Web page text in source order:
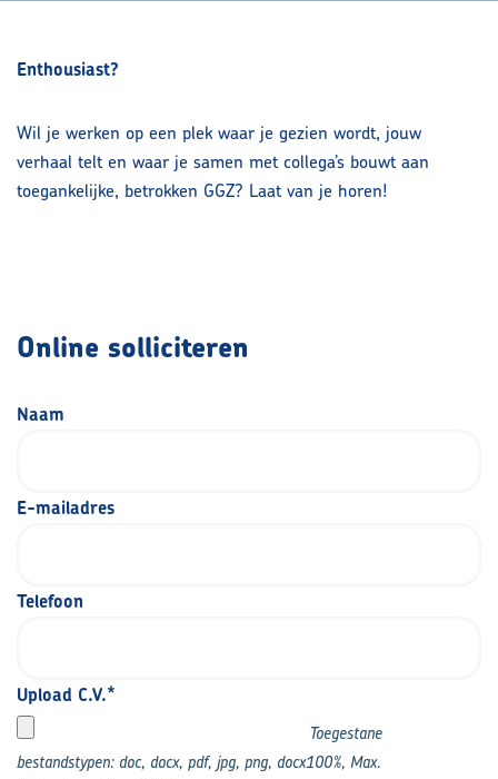
Enthousiast?
Wil je werken op een plek waar je gezien wordt, jouw
verhaal telt en waar je samen met collega’s bouwt aan
toegankelijke, betrokken GGZ? Laat van je horen!
Online solliciteren
Naam
E-mailadres
Telefoon
Upload C.V.
Toegestane
bestandstypen: doc, docx, pdf, jpg, png, docx100%, Max.